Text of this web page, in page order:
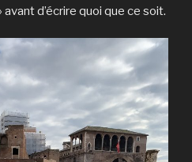
avant d’écrire quoi que ce soit.